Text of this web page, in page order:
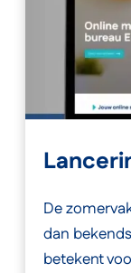
De
dan
betekent